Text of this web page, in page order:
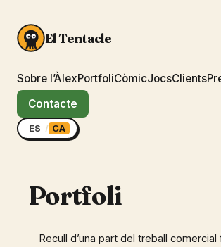
El Tentacle
Sobre l’ÀlexPortfoliCòmicJocsClients
Contacte
ES / CA
Portfoli
Recull d’una part del treball